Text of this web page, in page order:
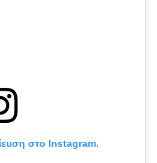
στο Instagram.